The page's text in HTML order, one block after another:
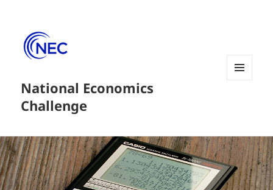
National Economics
Challenge